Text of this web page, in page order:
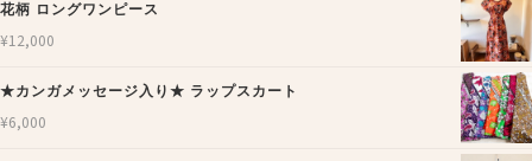
花柄 ロングワンピース
¥12,000
★カンガメッセージ入り★ ラップスカート
¥6,000